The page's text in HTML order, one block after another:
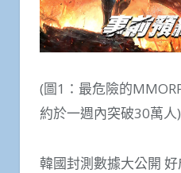
(圖1：最危險的
約於一週內突破30萬人)
韓國封測數據大公開